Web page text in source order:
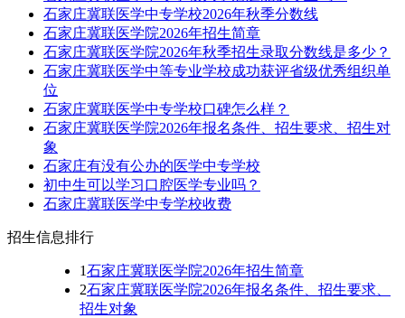
石家庄冀联医学中专学校2026年秋季分数线
石家庄冀联医学院2026年招生简章
石家庄冀联医学院2026年秋季招生录取分数线是多少？
石家庄冀联医学中等专业学校成功获评省级优秀组织单
位
石家庄冀联医学中专学校口碑怎么样？
石家庄冀联医学院2026年报名条件、招生要求、招生对
象
石家庄有没有公办的医学中专学校
初中生可以学习口腔医学专业吗？
石家庄冀联医学中专学校收费
招生信息排行
1石家庄冀联医学院2026年招生简章
2石家庄冀联医学院2026年报名条件、招生要求、
招生对象